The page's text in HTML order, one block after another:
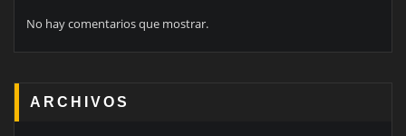
No hay comentarios que mostrar.
ARCHIVOS